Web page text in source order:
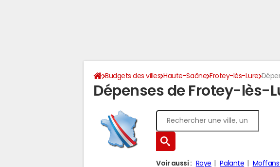
Budgets des villes Haute-Saône Frotey-lès-Lure
Dépenses de Frotey-lès-
Voir aussi : Roye Palante